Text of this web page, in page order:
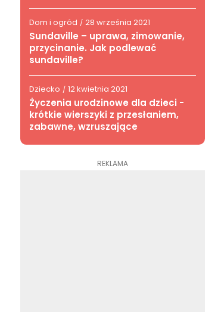
Dom i ogród / 28 września 2021
Sundaville – uprawa, zimowanie,
przycinanie. Jak podlewać
sundaville?
Dziecko / 12 kwietnia 2021
Życzenia urodzinowe dla dzieci -
krótkie wierszyki z przesłaniem,
zabawne, wzruszające
REKLAMA